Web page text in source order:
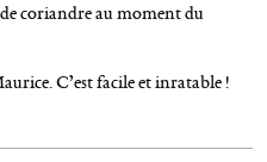
coriandre au moment du
C’est facile et inratable !